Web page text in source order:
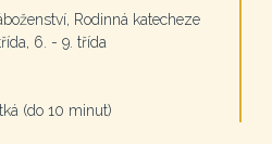
Rodinná katecheze
6. - 9. třída
(do 10 minut)